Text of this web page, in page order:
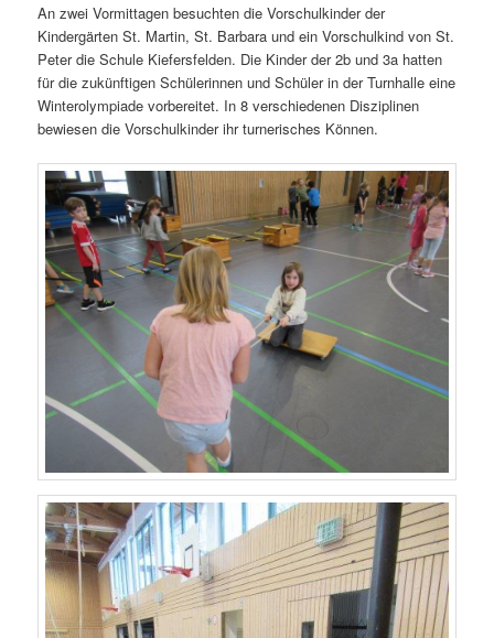
An zwei Vormittagen besuchten die Vorschulkinder der
Kindergärten St. Martin, St. Barbara und ein Vorschulkind von St.
Peter die Schule Kiefersfelden. Die Kinder der 2b und 3a hatten
für die zukünftigen Schülerinnen und Schüler in der Turnhalle eine
Winterolympiade vorbereitet. In 8 verschiedenen Disziplinen
bewiesen die Vorschulkinder ihr turnerisches Können.